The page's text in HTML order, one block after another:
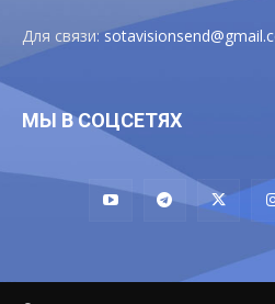
Для связи:
МЫ В СОЦСЕТЯХ